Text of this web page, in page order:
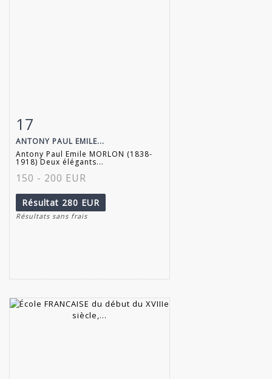
Fiche détaillée
17
ANTONY PAUL EMILE...
Antony Paul Emile MORLON (1838-
1918) Deux élégants...
150 - 200 EUR
Résultat 280 EUR
Résultats sans frais